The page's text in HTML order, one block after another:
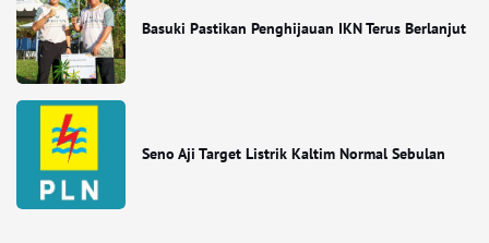
Basuki Pastikan Penghijauan IKN Terus Berlanjut
Seno Aji Target Listrik Kaltim Normal Sebulan